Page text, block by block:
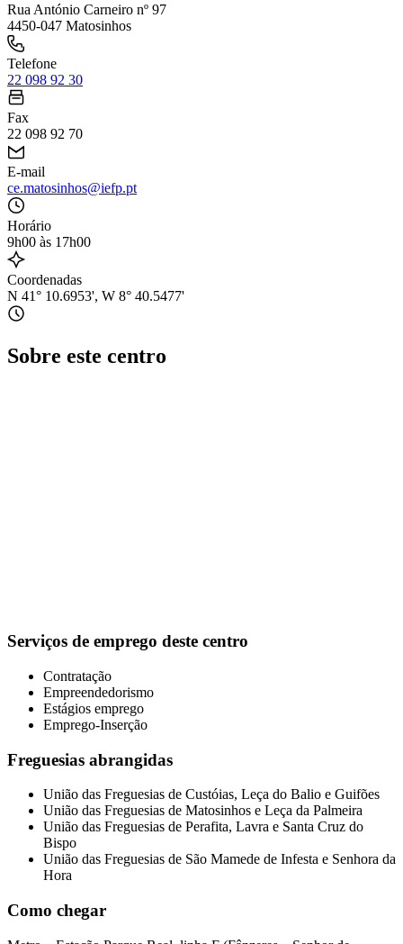
Rua António Carneiro nº 97
4450-047 Matosinhos
Telefone
22 098 92 30
Fax
22 098 92 70
E-mail
ce.matosinhos@iefp.pt
Horário
9h00 às 17h00
Coordenadas
N 41° 10.6953', W 8° 40.5477'
Sobre este centro
Serviços de emprego deste centro
Contratação
Empreendedorismo
Estágios emprego
Emprego-Inserção
Freguesias abrangidas
União das Freguesias de Custóias, Leça do Balio e Guifões
União das Freguesias de Matosinhos e Leça da Palmeira
União das Freguesias de Perafita, Lavra e Santa Cruz do
Bispo
União das Freguesias de São Mamede de Infesta e Senhora da
Hora
Como chegar